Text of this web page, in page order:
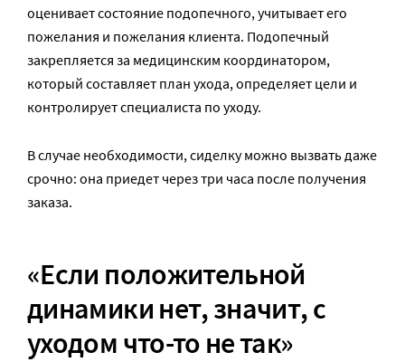
оценивает состояние подопечного, учитывает его
пожелания и пожелания клиента. Подопечный
закрепляется за медицинским координатором,
который составляет план ухода, определяет цели и
контролирует специалиста по уходу.
В случае необходимости, сиделку можно вызвать даже
срочно: она приедет через три часа после получения
заказа.
«Если положительной
динамики нет, значит, с
уходом что-то не так»